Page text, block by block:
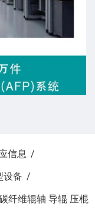
信息
设备
纤维辊轴 导辊 压棍